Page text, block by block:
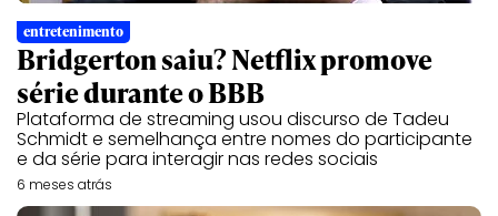
entretenimento
Bridgerton saiu? Netflix promove
série durante o BBB
Plataforma de streaming usou discurso de Tadeu
Schmidt e semelhança entre nomes do participante
e da série para interagir nas redes sociais
6 meses atrás